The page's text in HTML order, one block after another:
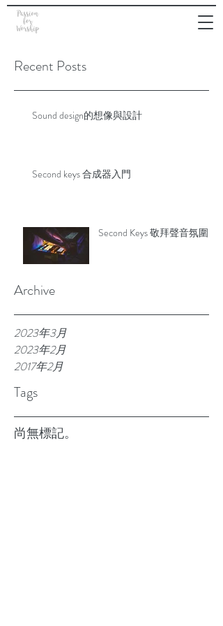
Recent Posts
Sound design的想像與設計
Second keys 合成器入門
Second Keys 敬拜聲音氛圍
Archive
2023年3月
2023年2月
2017年2月
Tags
尚無標記。